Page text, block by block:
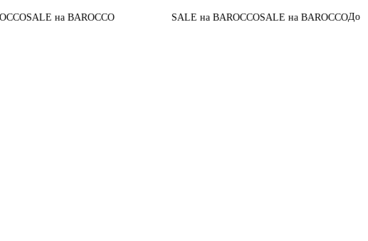
BAROCCO SALE на BAROCCOSALE на BAROCCOДо конца акции